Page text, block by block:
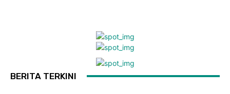
BERITA TERKINI